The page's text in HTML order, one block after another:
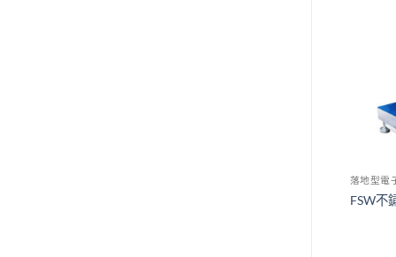
落地型電
FSW不